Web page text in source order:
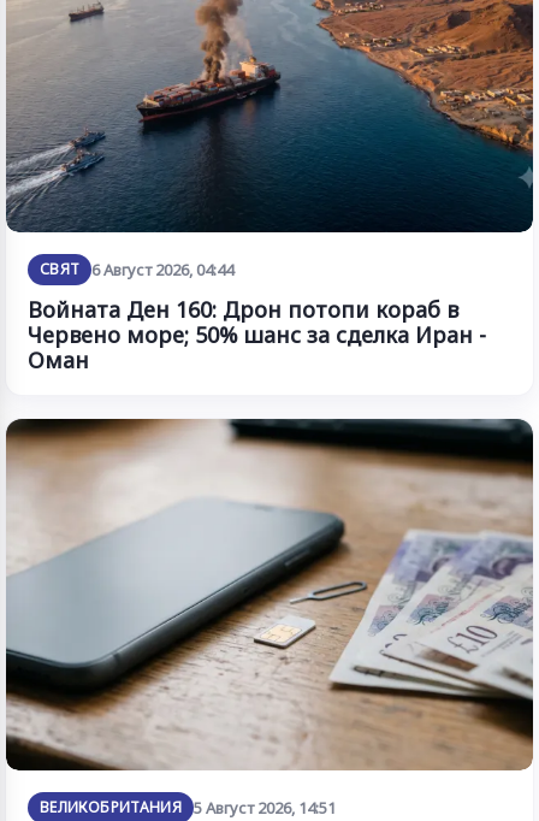
СВЯТ 6 Август 2026, 04:44
Войната Ден 160: Дрон потопи кораб в
Червено море; 50% шанс за сделка Иран -
Оман
ВЕЛИКОБРИТАНИЯ 5 Август 2026, 14:51